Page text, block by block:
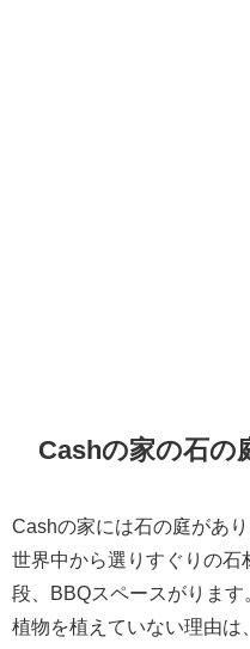
Cashの家の石の
Cashの家には石の庭があり
世界中から選りすぐりの石
段、BBQスペースがります
植物を植えていない理由は